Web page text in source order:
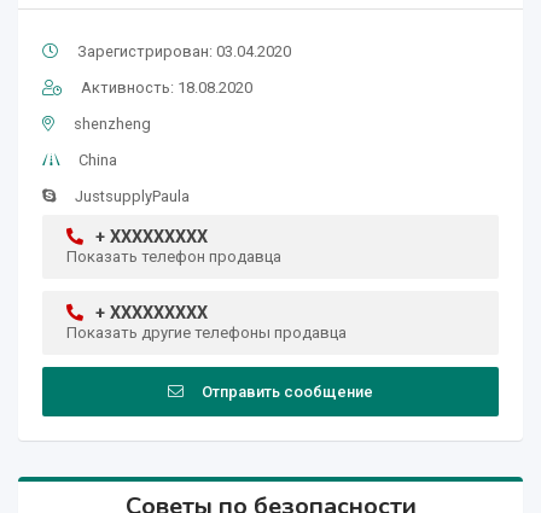
Зарегистрирован: 03.04.2020
Активность: 18.08.2020
shenzheng
China
JustsupplyPaula
+ XXXXXXXXX
Показать телефон продавца
+ XXXXXXXXX
Показать другие телефоны продавца
Отправить сообщение